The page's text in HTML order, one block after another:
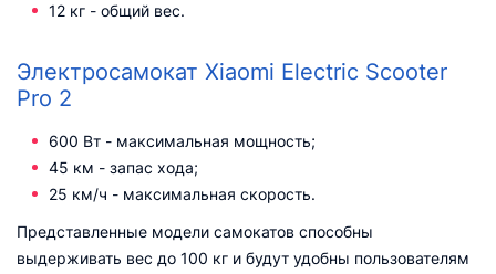
12 кг - общий вес.
Электросамокат Xiaomi Electric Scooter
Pro 2
600 Вт - максимальная мощность;
45 км - запас хода;
25 км/ч - максимальная скорость.
Представленные модели самокатов способны
выдерживать вес до 100 кг и будут удобны пользователям